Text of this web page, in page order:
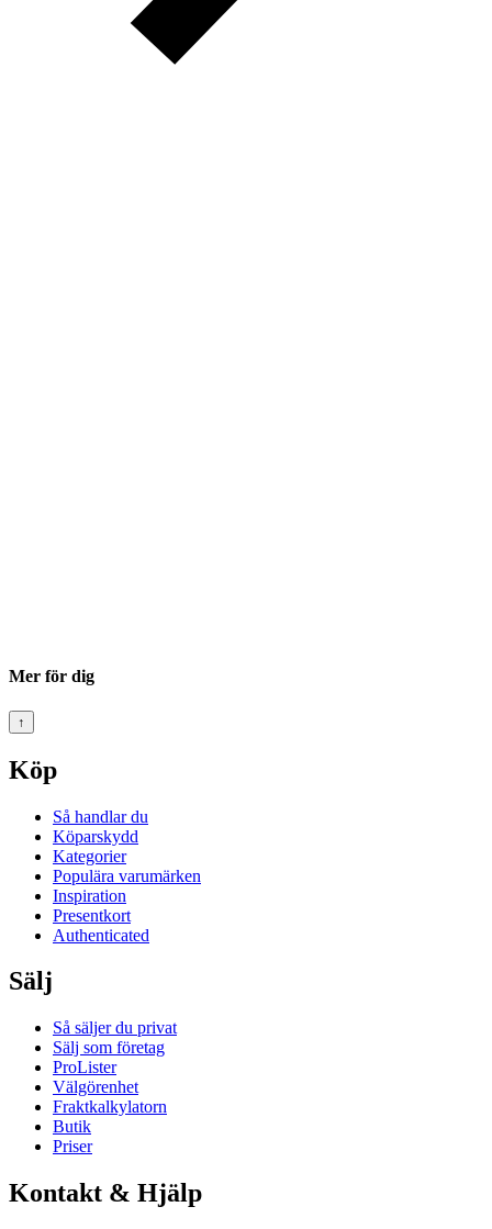
Mer för dig
↑
Köp
Så handlar du
Köparskydd
Kategorier
Populära varumärken
Inspiration
Presentkort
Authenticated
Sälj
Så säljer du privat
Sälj som företag
ProLister
Välgörenhet
Fraktkalkylatorn
Butik
Priser
Kontakt & Hjälp